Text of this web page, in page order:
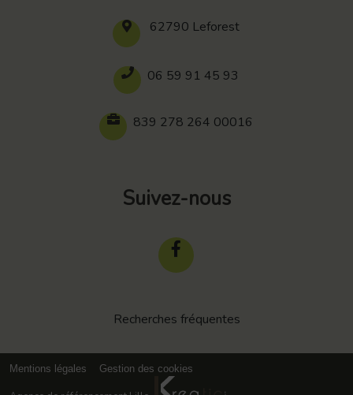
62790 Leforest
06 59 91 45 93
839 278 264 00016
Suivez-nous
Recherches fréquentes
Mentions légales Gestion des cookies